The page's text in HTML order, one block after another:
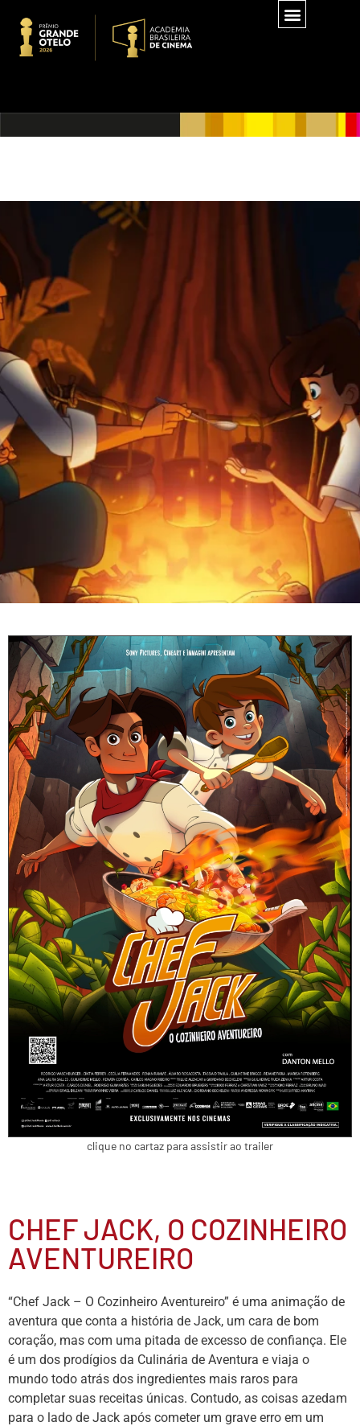
clique no cartaz para assistir ao trailer
CHEF JACK, O COZINHEIRO
AVENTUREIRO
“Chef Jack – O Cozinheiro Aventureiro” é uma animação de
aventura que conta a história de Jack, um cara de bom
coração, mas com uma pitada de excesso de confiança. Ele
é um dos prodígios da Culinária de Aventura e viaja o
mundo todo atrás dos ingredientes mais raros para
completar suas receitas únicas. Contudo, as coisas azedam
para o lado de Jack após cometer um grave erro em um